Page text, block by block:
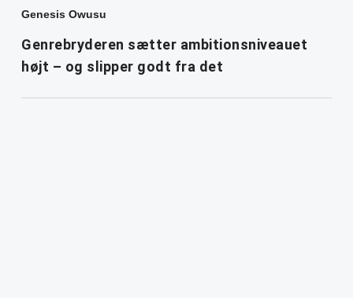
Genesis Owusu
Genrebryderen sætter ambitionsniveauet
højt – og slipper godt fra det